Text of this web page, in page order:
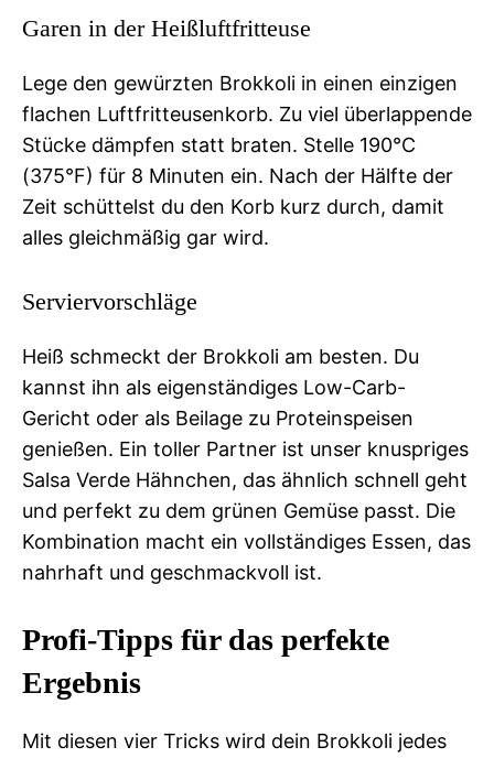
Garen in der Heißluftfritteuse
Lege den gewürzten Brokkoli in einen einzigen
flachen Luftfritteusenkorb. Zu viel überlappende
Stücke dämpfen statt braten. Stelle 190°C
(375°F) für 8 Minuten ein. Nach der Hälfte der
Zeit schüttelst du den Korb kurz durch, damit
alles gleichmäßig gar wird.
Serviervorschläge
Heiß schmeckt der Brokkoli am besten. Du
kannst ihn als eigenständiges Low-Carb-
Gericht oder als Beilage zu Proteinspeisen
genießen. Ein toller Partner ist unser knuspriges
Salsa Verde Hähnchen, das ähnlich schnell geht
und perfekt zu dem grünen Gemüse passt. Die
Kombination macht ein vollständiges Essen, das
nahrhaft und geschmackvoll ist.
Profi-Tipps für das perfekte
Ergebnis
Mit diesen vier Tricks wird dein Brokkoli jedes